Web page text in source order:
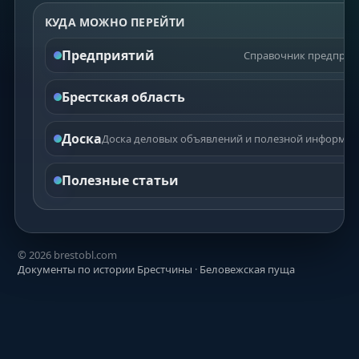
КУДА МОЖНО ПЕРЕЙТИ
Предприятий Справочник
Брестская область
ДоскаДоска деловых объявлений и полезной
Полезные статьи
© 2026 brestobl.com
Документы по истории Брестчины · Беловежская пуща